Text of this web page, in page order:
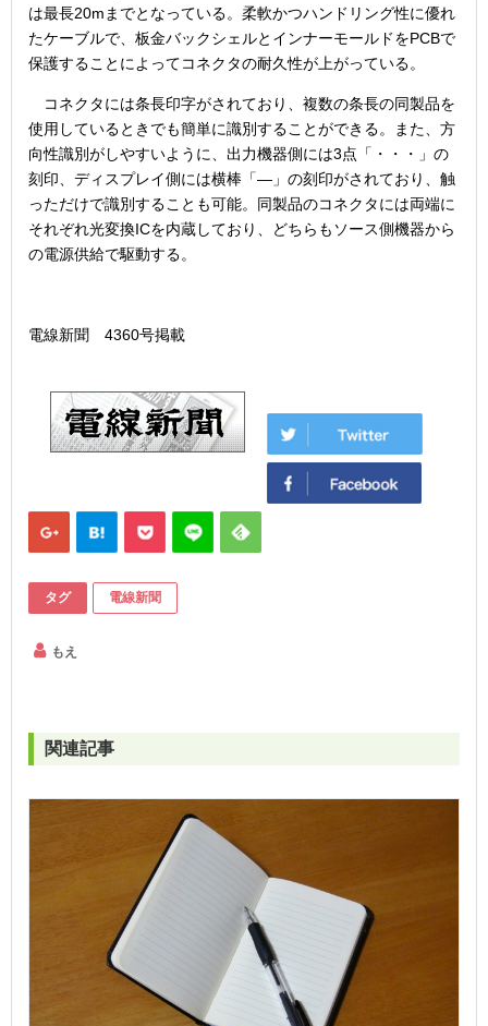
は最長20mまでとなっている。柔軟かつハンドリング性に優れ
たケーブルで、板金バックシェルとインナーモールドをPCBで
保護することによってコネクタの耐久性が上がっている。
コネクタには条長印字がされており、複数の条長の同製品を
使用しているときでも簡単に識別することができる。また、方
向性識別がしやすいように、出力機器側には3点「・・・」の
刻印、ディスプレイ側には横棒「―」の刻印がされており、触
っただけで識別することも可能。同製品のコネクタには両端に
それぞれ光変換ICを内蔵しており、どちらもソース側機器から
の電源供給で駆動する。
電線新聞 4360号掲載
タグ 電線新聞
もえ
関連記事